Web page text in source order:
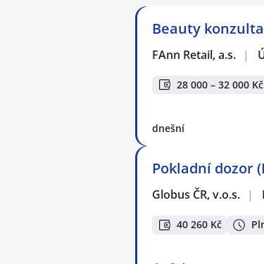
Beauty
FAnn Retail, a.s. |
28 000 – 32 000 Kč
dnešní
Pokladní dozor
Globus ČR, v.o.s. |
40 260 Kč